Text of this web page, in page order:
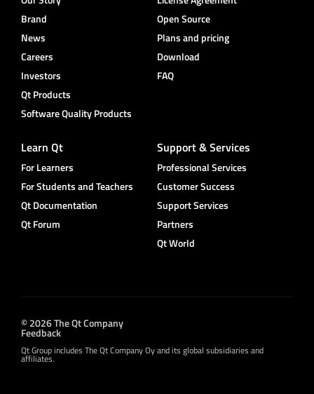
Brand
News
Careers
Investors
Qt Products
Software Quality Products
Open Source
Plans and pricing
Download
FAQ
Learn Qt
For Learners
For Students and Teachers
Qt Documentation
Qt Forum
Support & Services
Professional Services
Customer Success
Support Services
Partners
Qt World
© 2026 The Qt Company
Feedback
Qt Group includes The Qt Company Oy and its global subsidiaries and
affiliates.